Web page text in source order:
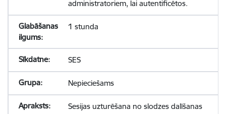
administratoriem, lai autentificētos.
1 stunda
SES
Nepieciešams
Sesijas uzturēšana no slodzes dalīšanas